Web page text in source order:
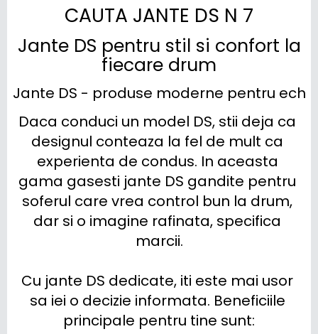
CAUTA JANTE DS N 7
Jante DS pentru stil si confort la
fiecare drum
Jante DS - produse moderne pentru
Daca conduci un model DS, stii deja ca
designul conteaza la fel de mult ca
experienta de condus. In aceasta
gama gasesti jante DS gandite pentru
soferul care vrea control bun la drum,
dar si o imagine rafinata, specifica
marcii.
Cu jante DS dedicate, iti este mai usor
sa iei o decizie informata. Beneficiile
principale pentru tine sunt: